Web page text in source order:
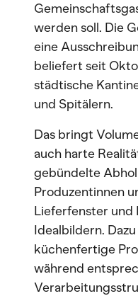
werden soll. Die
eine
beliefert seit
städtische
und Spitälern.
Das bringt
auch harte
gebündelte
Produzentinnen
Lieferfenster und
Idealbildern.
küchenfertige
während